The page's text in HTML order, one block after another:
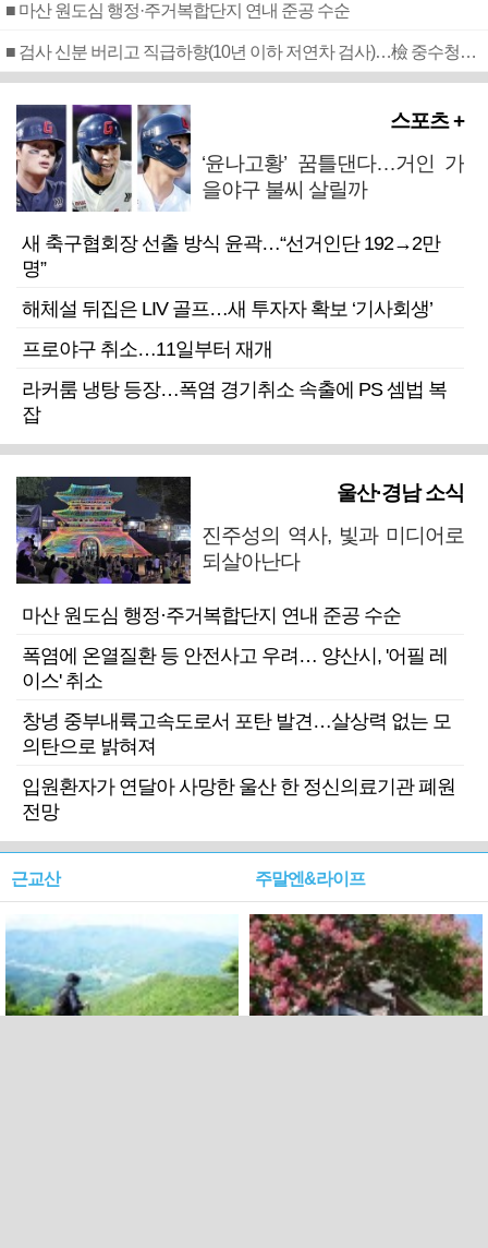
■ 마산 원도심 행정·주거복합단지 연내 준공 수순
■ 검사 신분 버리고 직급하향(10년 이하 저연차 검사)…檢 중수청행 기피
스포츠 +
‘윤나고황’ 꿈틀댄다…거인 가
을야구 불씨 살릴까
새 축구협회장 선출 방식 윤곽…“선거인단 192→2만
명”
해체설 뒤집은 LIV 골프…새 투자자 확보 ‘기사회생’
프로야구 취소…11일부터 재개
라커룸 냉탕 등장…폭염 경기취소 속출에 PS 셈법 복
잡
울산·경남 소식
진주성의 역사, 빛과 미디어로
되살아난다
마산 원도심 행정·주거복합단지 연내 준공 수순
폭염에 온열질환 등 안전사고 우려… 양산시, '어필 레
이스' 취소
창녕 중부내륙고속도로서 포탄 발견…살상력 없는 모
의탄으로 밝혀져
입원환자가 연달아 사망한 울산 한 정신의료기관 폐원
전망
근교산 주말엔&라이프